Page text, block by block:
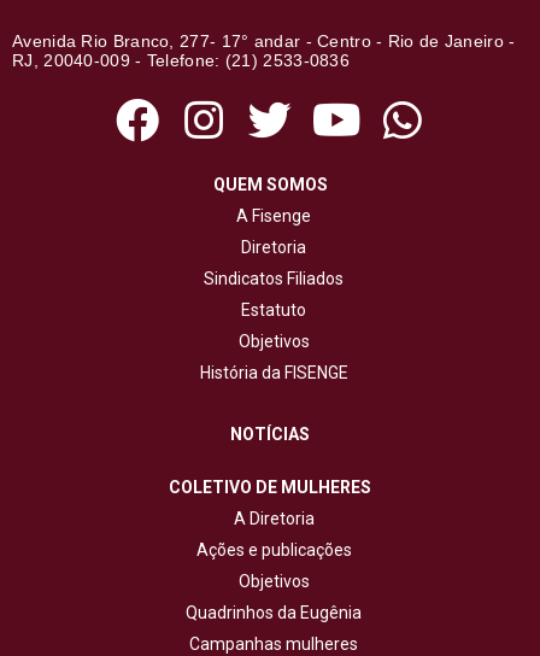
Avenida Rio Branco, 277- 17° andar - Centro - Rio de Janeiro -
RJ, 20040-009 - Telefone: (21) 2533-0836
QUEM SOMOS
A Fisenge
Diretoria
Sindicatos Filiados
Estatuto
Objetivos
História da FISENGE
NOTÍCIAS
COLETIVO DE MULHERES
A Diretoria
Ações e publicações
Objetivos
Quadrinhos da Eugênia
Campanhas mulheres